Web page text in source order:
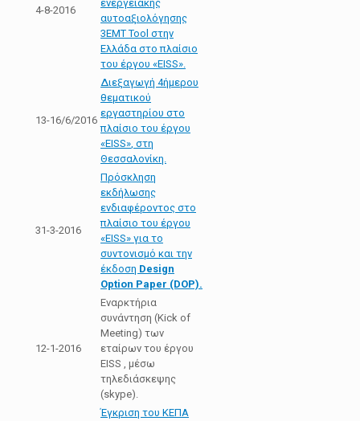
4-8-2016
ενεργειακής
αυτοαξιολόγησης
3ΕΜΤ Tool στην
Ελλάδα στο πλαίσιο
του έργου «ΕΙSS».
13-16/6/2016
Διεξαγωγή 4ήμερου
θεματικού
εργαστηρίου στο
πλαίσιο του έργου
«EISS», στη
Θεσσαλονίκη.
31-3-2016
Πρόσκληση
εκδήλωσης
ενδιαφέροντος στo
πλαίσιo του έργου
«EISS» για το
συντονισμό και την
έκδοση Design
Option Paper (DOP).
12-1-2016
Εναρκτήρια
συνάντηση (Κick of
Meeting) των
εταίρων του έργου
EISS , μέσω
τηλεδιάσκεψης
(skype).
Έγκριση του ΚΕΠΑ